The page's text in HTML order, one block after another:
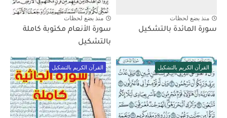
منذ بضع لحظات
سورة المائدة بالتشكيل
منذ بضع لحظات
سورة الأنعام مكتوبة كاملة
بالتشكيل
القرآن الكريم بالتشكيل القرآن الكريم بالتشكيل